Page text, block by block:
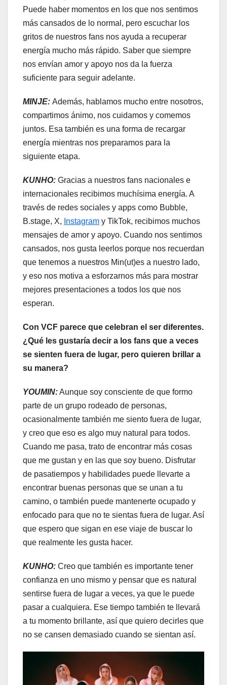
Puede haber momentos en los que nos sentimos
más cansados de lo normal, pero escuchar los
gritos de nuestros fans nos ayuda a recuperar
energía mucho más rápido. Saber que siempre
nos envían amor y apoyo nos da la fuerza
suficiente para seguir adelante.
MINJE: Además, hablamos mucho entre nosotros,
compartimos ánimo, nos cuidamos y comemos
juntos. Esa también es una forma de recargar
energía mientras nos preparamos para la
siguiente etapa.
KUNHO: Gracias a nuestros fans nacionales e
internacionales recibimos muchísima energía. A
través de redes sociales y apps como Bubble,
B.stage, X, Instagram y TikTok, recibimos muchos
mensajes de amor y apoyo. Cuando nos sentimos
cansados, nos gusta leerlos porque nos recuerdan
que tenemos a nuestros Min(ut)es a nuestro lado,
y eso nos motiva a esforzarnos más para mostrar
mejores presentaciones a todos los que nos
esperan.
Con VCF parece que celebran el ser diferentes.
¿Qué les gustaría decir a los fans que a veces
se sienten fuera de lugar, pero quieren brillar a
su manera?
YOUMIN:Aunque soy consciente de que formo
parte de un grupo rodeado de personas,
ocasionalmente también me siento fuera de lugar,
y creo que eso es algo muy natural para todos.
Cuando me pasa, trato de encontrar más cosas
que me gustan y en las que soy bueno. Disfrutar
de pasatiempos y habilidades puede llevarte a
encontrar buenas personas que se unan a tu
camino, o también puede mantenerte ocupado y
enfocado para que no te sientas fuera de lugar. Así
que espero que sigan en ese viaje de buscar lo
que realmente les gusta hacer.
KUNHO: Creo que también es importante tener
confianza en uno mismo y pensar que es natural
sentirse fuera de lugar a veces, ya que le puede
pasar a cualquiera. Ese tiempo también te llevará
a tu momento brillante, así que quiero decirles que
no se cansen demasiado cuando se sientan así.